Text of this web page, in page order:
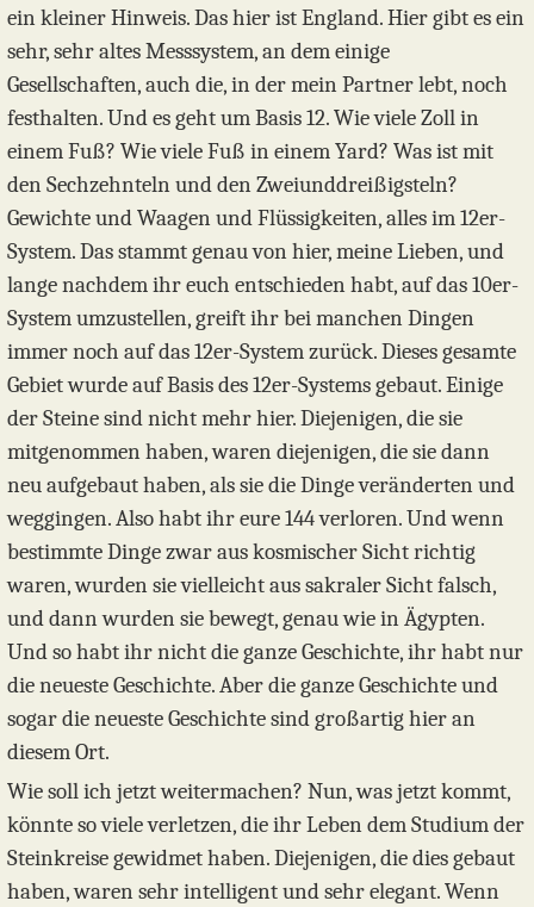
ein kleiner Hinweis. Das hier ist England. Hier gibt es ein
sehr, sehr altes Messsystem, an dem einige
Gesellschaften, auch die, in der mein Partner lebt, noch
festhalten. Und es geht um Basis 12. Wie viele Zoll in
einem Fuß? Wie viele Fuß in einem Yard? Was ist mit
den Sechzehnteln und den Zweiunddreißigsteln?
Gewichte und Waagen und Flüssigkeiten, alles im 12er-
System. Das stammt genau von hier, meine Lieben, und
lange nachdem ihr euch entschieden habt, auf das 10er-
System umzustellen, greift ihr bei manchen Dingen
immer noch auf das 12er-System zurück. Dieses gesamte
Gebiet wurde auf Basis des 12er-Systems gebaut. Einige
der Steine sind nicht mehr hier. Diejenigen, die sie
mitgenommen haben, waren diejenigen, die sie dann
neu aufgebaut haben, als sie die Dinge veränderten und
weggingen. Also habt ihr eure 144 verloren. Und wenn
bestimmte Dinge zwar aus kosmischer Sicht richtig
waren, wurden sie vielleicht aus sakraler Sicht falsch,
und dann wurden sie bewegt, genau wie in Ägypten.
Und so habt ihr nicht die ganze Geschichte, ihr habt nur
die neueste Geschichte. Aber die ganze Geschichte und
sogar die neueste Geschichte sind großartig hier an
diesem Ort.
Wie soll ich jetzt weitermachen? Nun, was jetzt kommt,
könnte so viele verletzen, die ihr Leben dem Studium der
Steinkreise gewidmet haben. Diejenigen, die dies gebaut
haben, waren sehr intelligent und sehr elegant. Wenn